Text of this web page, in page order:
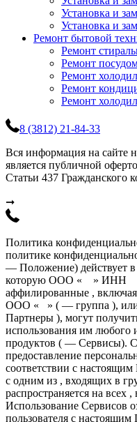
Установка и
Установка и
Ремонт бытовой
Ремонт
Ремонт
Ремонт
Ремонт
Ремонт
8 (3812) 21-84-33
Вся информация на сайте
является публичной
Статьи 437 Гражданского
➞
Политика
политике
— Положение) действует
которую ООО « » ИНН
аффилированные ,
ООО « » ( — группа ), или
Партнеры ), могут
использования им любого
продуктов ( — Сервисы).
предоставление
соответствии с
с одним из , входящих в
распространяется на
Использование Сервисов
пользователя с